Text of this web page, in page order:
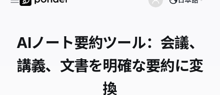
AIノート要約ツール：会議、
講義、文書を明確な要約に変
換